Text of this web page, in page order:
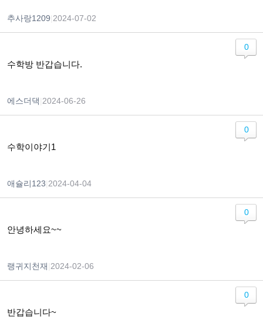
추사랑1209 2024-07-02
수학방 반갑습니다.
에스더댁 2024-06-26
0
수학이야기1
애슐리123 2024-04-04
0
안녕하세요~~
랭귀지천재 2024-02-06
0
반갑습니다~
0